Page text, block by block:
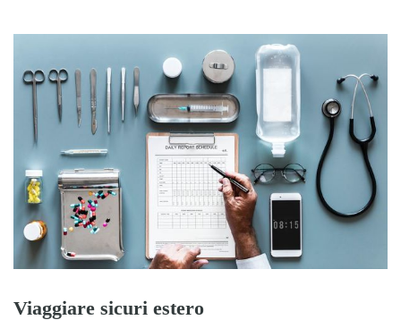
Viaggiare sicuri estero